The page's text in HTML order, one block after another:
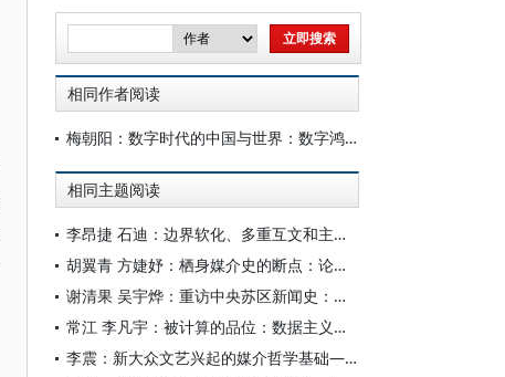
相同作者阅读
梅朝阳：数字时代的中国与世界：数字鸿沟媒介建构的比较研究
相同主题阅读
李昂捷 石迪：边界软化、多重互文和主体性重塑—— 电影《出走的决心》与“当代娜拉”媒介形象再建构
胡翼青 方婕妤：栖身媒介史的断点：论柏拉图的媒介思想
谢清果 吴宇烨：重访中央苏区新闻史：基于“人—物”媒介网络化视角
常江 李凡宇：被计算的品位：数据主义电影美学的形成与后果
李震：新大众文艺兴起的媒介哲学基础——兼谈人本主义媒介哲学